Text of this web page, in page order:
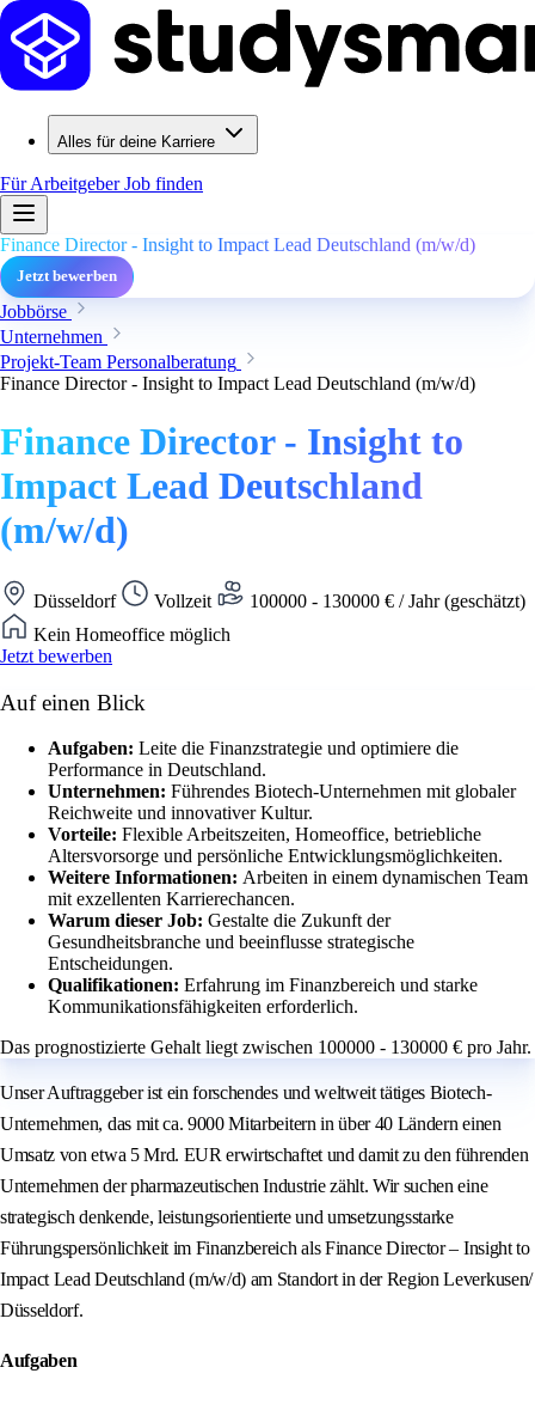
Alles für deine Karriere
Für ArbeitgeberJob finden
Finance Director - Insight to Impact Lead Deutschland (m/w/d)
Jetzt bewerben
Jobbörse
Unternehmen
Projekt-Team Personalberatung
Finance Director - Insight to Impact Lead Deutschland (m/w/d)
Finance Director - Insight to
Impact Lead Deutschland
(m/w/d)
Düsseldorf Vollzeit
100000 - 130000 € / Jahr (geschätzt)
Kein Homeoffice möglich
Jetzt bewerben
Auf einen Blick
Aufgaben: Leite die Finanzstrategie und optimiere die
Performance in Deutschland.
Unternehmen: Führendes Biotech-Unternehmen mit globaler
Reichweite und innovativer Kultur.
Vorteile: Flexible Arbeitszeiten, Homeoffice, betriebliche
Altersvorsorge und persönliche Entwicklungsmöglichkeiten.
Weitere Informationen: Arbeiten in einem dynamischen Team
mit exzellenten Karrierechancen.
Warum dieser Job: Gestalte die Zukunft der
Gesundheitsbranche und beeinflusse strategische
Entscheidungen.
Qualifikationen: Erfahrung im Finanzbereich und starke
Kommunikationsfähigkeiten erforderlich.
Das prognostizierte Gehalt liegt zwischen 100000 - 130000 € pro Jahr.
Unser Auftraggeber ist ein forschendes und weltweit tätiges Biotech-
Unternehmen, das mit ca. 9000 Mitarbeitern in über 40 Ländern einen
Umsatz von etwa 5 Mrd. EUR erwirtschaftet und damit zu den führenden
Unternehmen der pharmazeutischen Industrie zählt. Wir suchen eine
strategisch denkende, leistungsorientierte und umsetzungsstarke
Führungspersönlichkeit im Finanzbereich als Finance Director – Insight to
Impact Lead Deutschland (m/w/d) am Standort in der Region Leverkusen/
Düsseldorf.
Aufgaben